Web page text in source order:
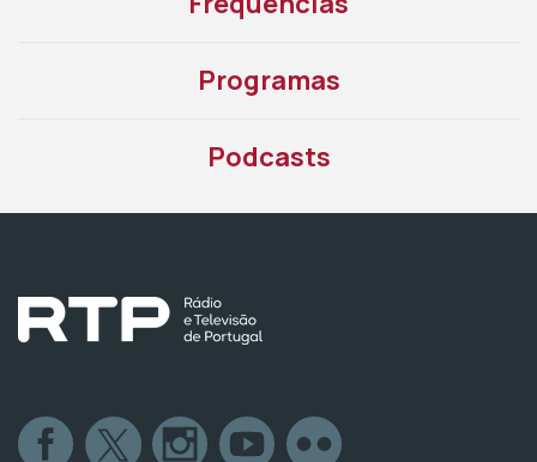
Programas
Podcasts